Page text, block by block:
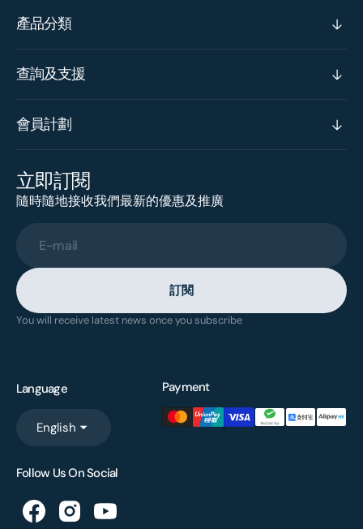
產品分類
查詢及支援
會員計劃
立即訂閱
隨時隨地接收我們最新的優惠及推廣
E-mail
訂閱
You will receive latest news once you subscribe
Language
English
Payment
Follow Us On Social